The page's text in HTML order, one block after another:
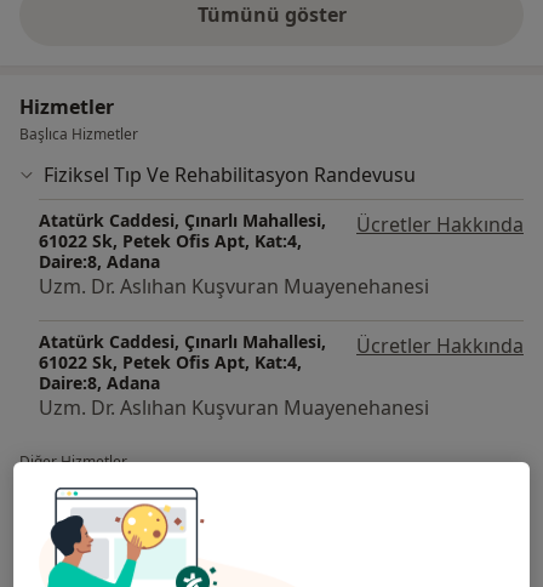
Tümünü gösterdeneyim hakkında
Hizmetler
Başlıca Hizmetler
Fiziksel Tıp Ve Rehabilitasyon Randevusu
Atatürk Caddesi, Çınarlı Mahallesi,
61022 Sk, Petek Ofis Apt, Kat:4,
Daire:8, Adana
Ücretler Hakkında
Uzm. Dr. Aslıhan Kuşvuran Muayenehanesi
Atatürk Caddesi, Çınarlı Mahallesi,
61022 Sk, Petek Ofis Apt, Kat:4,
Daire:8, Adana
Ücretler Hakkında
Uzm. Dr. Aslıhan Kuşvuran Muayenehanesi
Diğer Hizmetler
Ameliyatsız Bel Ağrısı Tedavisi
Ameliyatsız Bel Düzleşmesi Tedavisi